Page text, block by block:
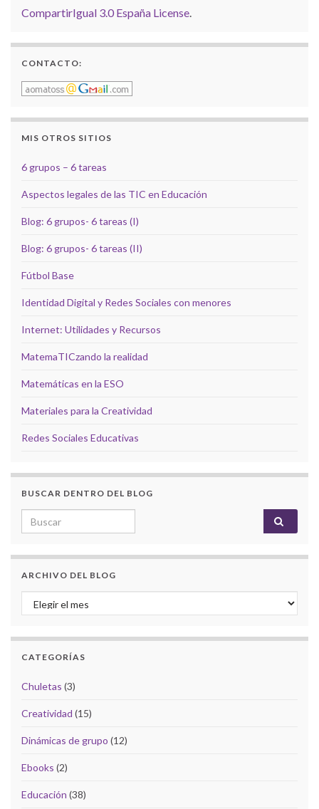
CompartirIgual 3.0 España License.
CONTACTO:
MIS OTROS SITIOS
6 grupos – 6 tareas
Aspectos legales de las TIC en Educación
Blog: 6 grupos- 6 tareas (I)
Blog: 6 grupos- 6 tareas (II)
Fútbol Base
Identidad Digital y Redes Sociales con menores
Internet: Utilidades y Recursos
MatemaTICzando la realidad
Matemáticas en la ESO
Materiales para la Creatividad
Redes Sociales Educativas
BUSCAR DENTRO DEL BLOG
Search for:
ARCHIVO DEL BLOG
Archivo del Blog
CATEGORÍAS
Chuletas (3)
Creatividad (15)
Dinámicas de grupo (12)
Ebooks (2)
Educación (38)